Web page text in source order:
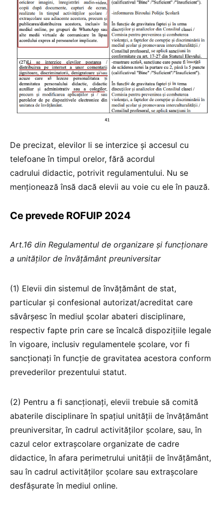
De precizat, elevilor li se interzice și accesul cu
telefoane în timpul orelor, fără acordul
cadrului didactic, potrivit regulamentului. Nu se
menționează însă dacă elevii au voie cu ele în pauză.
Ce prevede ROFUIP 2024
Art.16 din Regulamentul de organizare și funcționare
a unităților de învățământ preuniversitar
(1) Elevii din sistemul de învățământ de stat,
particular și confesional autorizat/acreditat care
săvârșesc în mediul școlar abateri disciplinare,
respectiv fapte prin care se încalcă dispozițiile legale
în vigoare, inclusiv regulamentele școlare, vor fi
sancționați în funcție de gravitatea acestora conform
prevederilor prezentului statut.
(2) Pentru a fi sancționați, elevii trebuie să comită
abaterile disciplinare în spațiul unității de învățământ
preuniversitar, în cadrul activităților școlare, sau, în
cazul celor extrașcolare organizate de cadre
didactice, în afara perimetrului unității de învățământ,
sau în cadrul activităților școlare sau extrașcolare
desfășurate în mediul online.